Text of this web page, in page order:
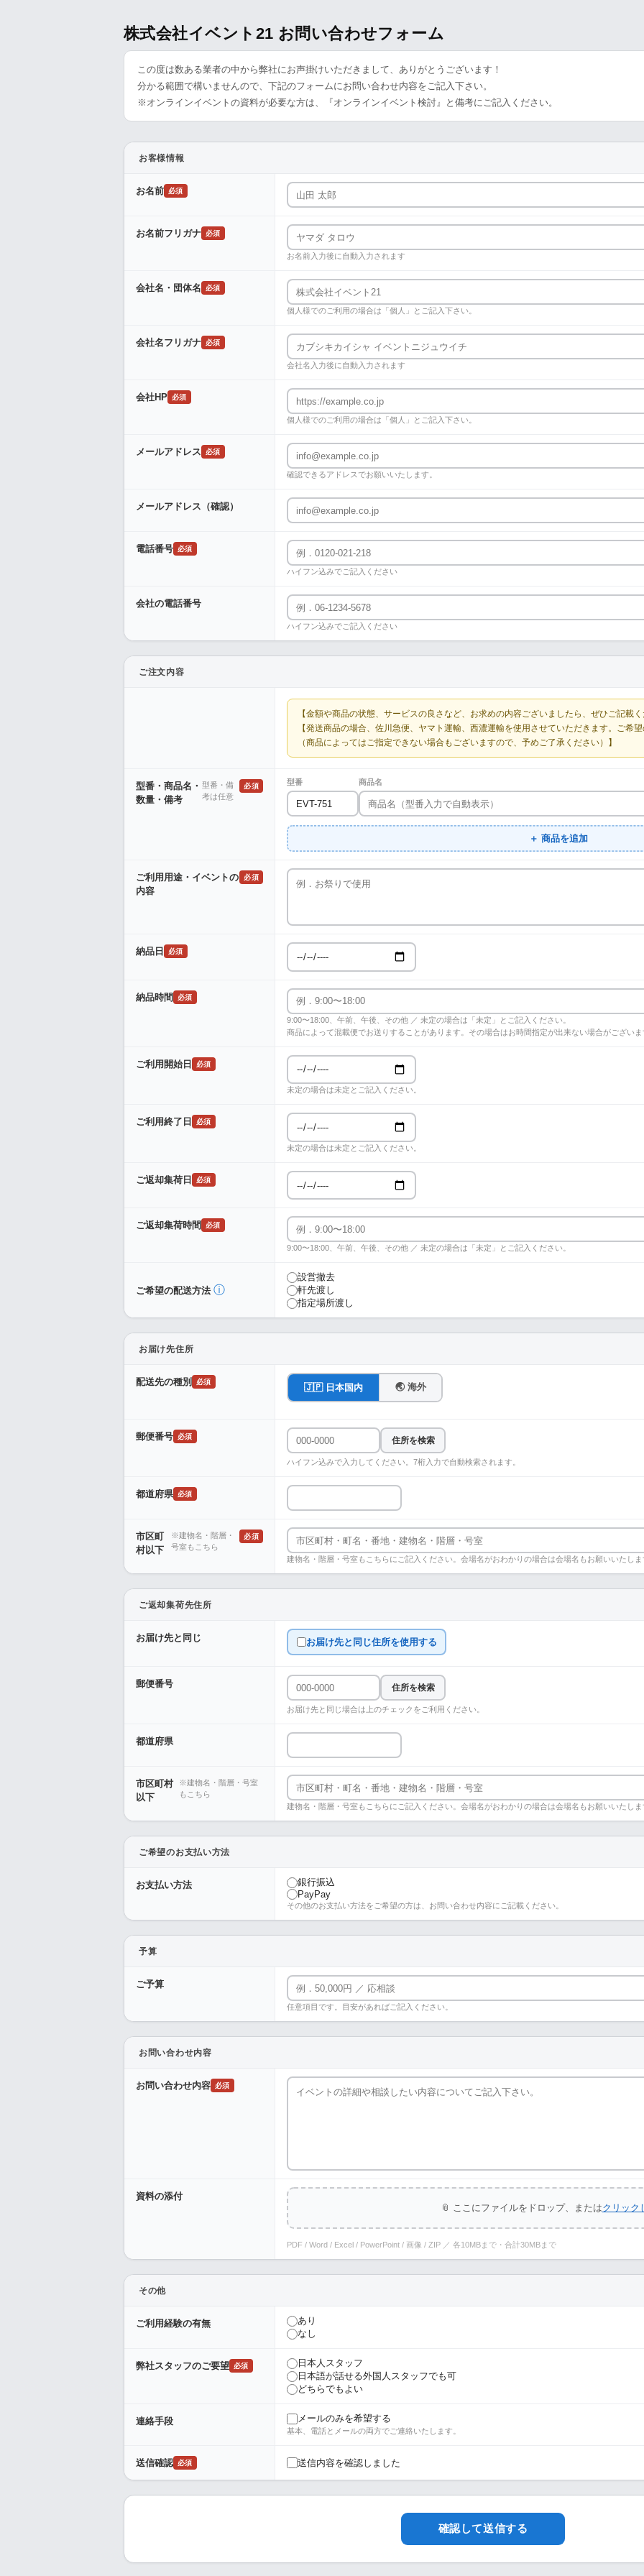
株式会社イベント21 お問い合わせフォーム
この度は数ある業者の中から弊社にお声掛けいただきまして、ありがとうございます！
分かる範囲で構いませんので、下記のフォームにお問い合わせ内容をご記入下さい。
※オンラインイベントの資料が必要な方は、『オンラインイベント検討』と備考にご記入ください。
お客様情報
お名前 必須
お名前フリガナ 必須
お名前入力後に自動入力されます
会社名・団体名 必須
個人様でのご利用の場合は「個人」とご記入下さい。
会社名フリガナ 必須
会社名入力後に自動入力されます
会社HP 必須
個人様でのご利用の場合は「個人」とご記入下さい。
メールアドレス 必須
確認できるアドレスでお願いいたします。
メールアドレス（確認）
電話番号 必須
ハイフン込みでご記入ください
会社の電話番号
ハイフン込みでご記入ください
ご注文内容
【金額や商品の状態、サービスの良さなど、お求めの内容ございましたら、ぜひご記載
【発送商品の場合、佐川急便、ヤマト運輸、西濃運輸を使用させていただきます。ご希
（商品によってはご指定できない場合もございますので、予めご了承ください）】
型番・商品名・
数量・備考
型番・備
考は任意
必須 型番 商品名
＋ 商品を追加
ご利用用途・イベントの
内容
必須
納品日 必須
納品時間 必須
9:00〜18:00、午前、午後、その他 ／ 未定の場合は「未定」とご記入ください。
商品によって混載便でお送りすることがあります。その場合はお時間指定が出来ない場合がございま
ご利用開始日 必須
未定の場合は未定とご記入ください。
ご利用終了日 必須
未定の場合は未定とご記入ください。
ご返却集荷日 必須
ご返却集荷時間 必須
9:00〜18:00、午前、午後、その他 ／ 未定の場合は「未定」とご記入ください。
ご希望の配送方法 ⓘ
設営撤去
軒先渡し
指定場所渡し
お届け先住所
配送先の種別 必須 🇯🇵 日本国内 🌏 海外
郵便番号 必須 住所を検索
ハイフン込みで入力してください。7桁入力で自動検索されます。
都道府県 必須
市区町
村以下
※建物名・階層・
号室もこちら
必須
建物名・階層・号室もこちらにご記入ください。会場名がおわかりの場合は会場名もお願いいたしま
ご返却集荷先住所
お届け先と同じ お届け先と同じ住所を使用する
郵便番号 住所を検索
お届け先と同じ場合は上のチェックをご利用ください。
都道府県
市区町村
以下
※建物名・階層・号室
もこちら
建物名・階層・号室もこちらにご記入ください。会場名がおわかりの場合は会場名もお願いいたしま
ご希望のお支払い方法
お支払い方法
銀行振込
PayPay
その他のお支払い方法をご希望の方は、お問い合わせ内容にご記載ください。
予算
ご予算
任意項目です。目安があればご記入ください。
お問い合わせ内容
お問い合わせ内容 必須
資料の添付
📎 ここにファイルをドロップ、またはクリック
PDF / Word / Excel / PowerPoint / 画像 / ZIP ／ 各10MBまで・合計30MBまで
その他
ご利用経験の有無
あり
なし
弊社スタッフのご要望 必須
日本人スタッフ
日本語が話せる外国人スタッフでも可
どちらでもよい
連絡手段 メールのみを希望する
基本、電話とメールの両方でご連絡いたします。
送信確認 必須 送信内容を確認しました